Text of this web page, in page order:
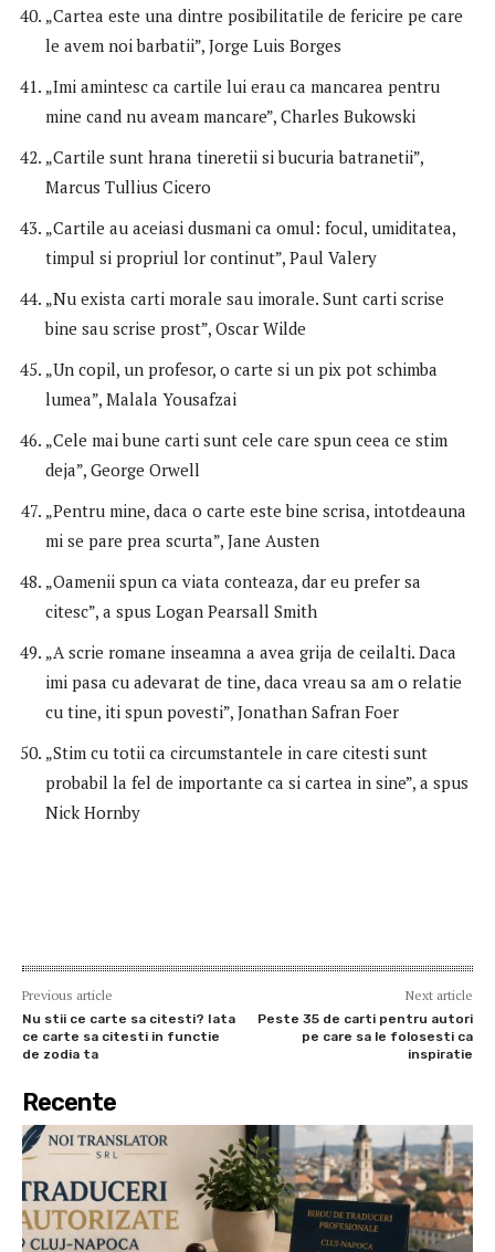
„Cartea este una dintre posibilitatile de fericire pe care
le avem noi barbatii”, Jorge Luis Borges
„Imi amintesc ca cartile lui erau ca mancarea pentru
mine cand nu aveam mancare”, Charles Bukowski
„Cartile sunt hrana tineretii si bucuria batranetii”,
Marcus Tullius Cicero
„Cartile au aceiasi dusmani ca omul: focul, umiditatea,
timpul si propriul lor continut”, Paul Valery
„Nu exista carti morale sau imorale. Sunt carti scrise
bine sau scrise prost”, Oscar Wilde
„Un copil, un profesor, o carte si un pix pot schimba
lumea”, Malala Yousafzai
„Cele mai bune carti sunt cele care spun ceea ce stim
deja”, George Orwell
„Pentru mine, daca o carte este bine scrisa, intotdeauna
mi se pare prea scurta”, Jane Austen
„Oamenii spun ca viata conteaza, dar eu prefer sa
citesc”, a spus Logan Pearsall Smith
„A scrie romane inseamna a avea grija de ceilalti. Daca
imi pasa cu adevarat de tine, daca vreau sa am o relatie
cu tine, iti spun povesti”, Jonathan Safran Foer
„Stim cu totii ca circumstantele in care citesti sunt
probabil la fel de importante ca si cartea in sine”, a spus
Nick Hornby
Previous article
Nu stii ce carte sa citesti? Iata
ce carte sa citesti in functie
de zodia ta
Next article
Peste 35 de carti pentru autori
pe care sa le folosesti ca
inspiratie
Recente